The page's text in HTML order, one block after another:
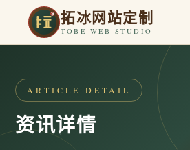
拓冰网站定制
TOBE WEB STUDIO
ARTICLE DETAIL
资讯详情